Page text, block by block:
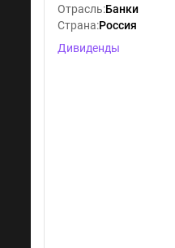
Отрасль:Банки
Страна:Россия
Дивиденды